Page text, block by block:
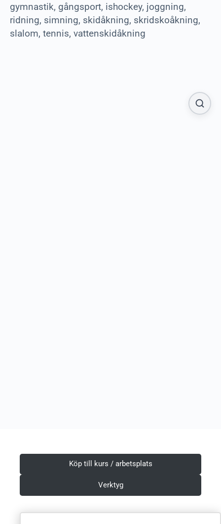
gymnastik, gångsport, ishockey, joggning,
ridning, simning, skidåkning, skridskoåkning,
slalom, tennis, vattenskidåkning
Köp till kurs / arbetsplats
Verktyg